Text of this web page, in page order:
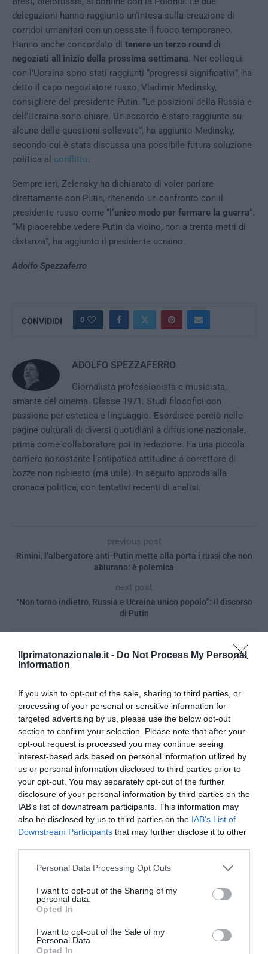
Ilprimatonazionale.it - Do Not Process My Personal
Information
If you wish to opt-out of the sale, sharing to third parties, or
processing of your personal or sensitive information for
targeted advertising by us, please use the below opt-out
section to confirm your selection. Please note that after your
opt-out request is processed you may continue seeing
interest-based ads based on personal information utilized by
us or personal information disclosed to third parties prior to
your opt-out. You may separately opt-out of the further
disclosure of your personal information by third parties on the
IAB’s list of downstream participants. This information may
also be disclosed by us to third parties on the IAB’s List of
Downstream Participants that may further disclose it to other
Please note that this website/app uses one or more Google
not limited to your visit or usage behaviour. You may click to
grant or deny consent to Google and its third-party tags to
use your data for below specified purposes in below Google
consent section.
Personal Data Processing Opt Outs
I want to opt-out of the Sharing of my
personal data.
Opted In
I want to opt-out of the Sale of my
Personal Data.
Opted In
delegazioni hanno raggiunto un’intesa sulla creazione di
corridoi umanitari con un cessate il fuoco temporaneo.
Hanno anche concordato di tenere un terzo round di
negoziati all’inizio della prossima settimana. Nei colloqui
con l’Ucraina sono stati raggiunti “progressi significativi”, ha
detto il capo negoziatore russo, Vladimir Medinsky,
consigliere del presidente Putin. “Le posizioni della Russia e
dell’Ucraina sono chiare. Un accordo è stato raggiunto su
alcune delle questioni sollevate”, ha aggiunto Medinsky,
secondo cui è stata discussa una possibile futura soluzione
politica al conflitto.
Sempre ieri, Zelensky ha dichiarato di voler parlare
direttamente con Putin, ritenendo un confronto con il
presidente russo come “l ‘unico modo per fermare la guerra“.
“Mi piacerebbe vedere Putin da vicino, non a trenta metri di
distanza”, ha aggiunto il presidente ucraino.
Adolfo Spezzaferro
CONVIDIDI 0
ADOLFO SPEZZAFERRO
Giornalista professionista e musicista,
amante del cinema. Classe 1971. Studi filosofici con
passione per estetica e linguaggio. Esordisce perciò nelle
pagine culturali di diversi quotidiani a diffusione nazionale,
prima come collaboratore poi in redazione. Fa una piccola
carriera nonostante l’antipatica attitudine a correttore di
bozze non richiesto (ma utile). In seguito approda alla
cronaca politica, con tentativi recenti di analisi.
previous post
Rimini, l’albergatore anti-Putin mette alla porta i russi che non
abiurano: è polemica
next post
“Non torno indietro, Russia e Ucraina unico popolo”: il discorso
di Putin
YOU MAY ALSO LIKE
propaganda sulla frontiera spagnola
4 Agosto 2026